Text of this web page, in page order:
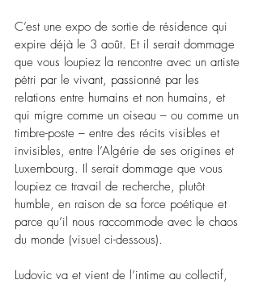
C’est une expo de sortie de résidence qui
expire déjà le 3 août. Et il serait dommage
que vous loupiez la rencontre avec un artiste
pétri par le vivant, passionné par les
relations entre humains et non humains, et
qui migre comme un oiseau – ou comme un
timbre-poste – entre des récits visibles et
invisibles, entre l’Algérie de ses origines et
Luxembourg. Il serait dommage que vous
loupiez ce travail de recherche, plutôt
humble, en raison de sa force poétique et
parce qu’il nous raccommode avec le chaos
du monde (visuel ci-dessous).
Ludovic va et vient de l’intime au collectif,